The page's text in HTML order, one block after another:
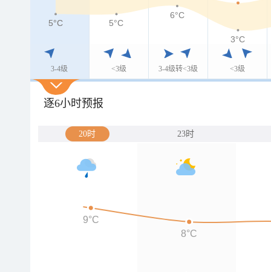
3-4级 <3级 3-4级转<3级 <3级
5°C
5°C 5°C
6°C
3°C
逐6小时预报
20时 23时
9°C
8°C